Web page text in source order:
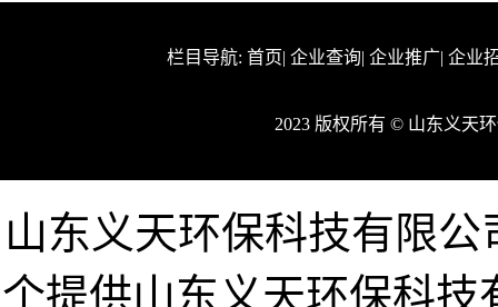
栏目导航: 首页| 企业查询| 企业推广| 企业
2023 版权所有 © 山东义天
山东义天环保科技有限公
个提供山东义天环保科